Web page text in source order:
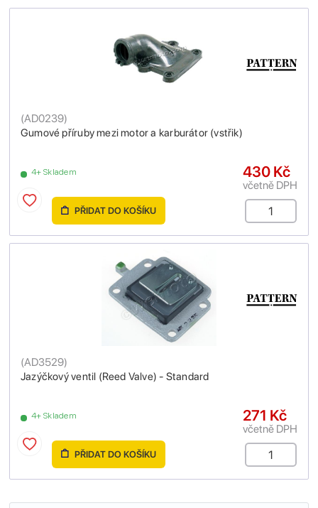
Gumové příruby mezi motor a karburátor (vstřik)
(AD0239)
4+ Skladem 430 Kč
včetně DPH
PŘIDAT DO KOŠÍKU
Jazýčkový ventil (Reed Valve) - Standard
(AD3529)
4+ Skladem 271 Kč
včetně DPH
PŘIDAT DO KOŠÍKU